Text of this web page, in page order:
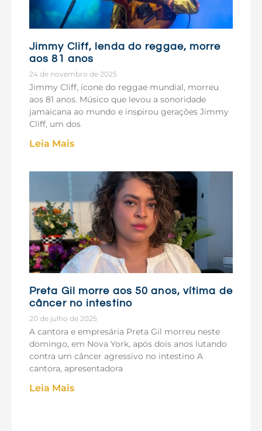
Jimmy Cliff, lenda do reggae, morre
aos 81 anos
24 de novembro de 2025
Jimmy Cliff, ícone do reggae mundial, morreu
aos 81 anos. Músico que levou a sonoridade
jamaicana ao mundo e inspirou gerações Jimmy
Cliff, um dos
Leia Mais
Preta Gil morre aos 50 anos, vítima de
câncer no intestino
20 de julho de 2025
A cantora e empresária Preta Gil morreu neste
domingo, em Nova York, após dois anos lutando
contra um câncer agressivo no intestino A
cantora, apresentadora
Leia Mais